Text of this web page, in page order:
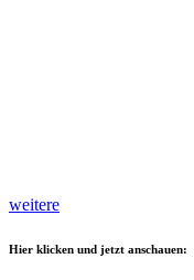
weitere
Hier klicken und jetzt anschauen: